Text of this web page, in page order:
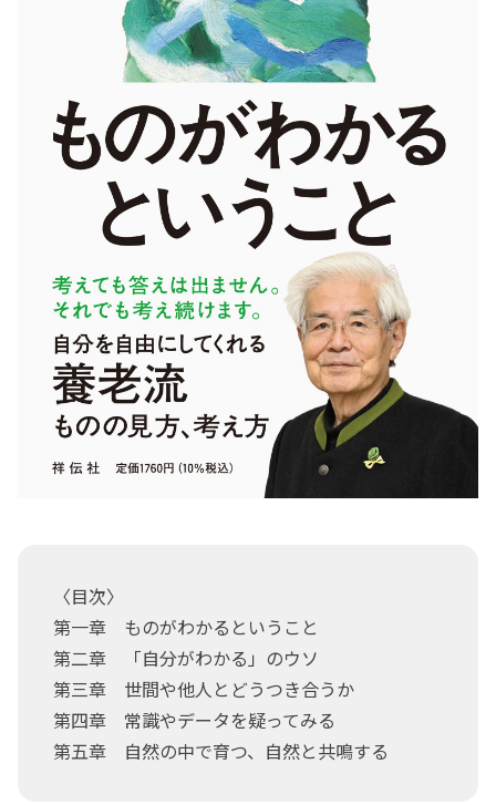
〈目次〉
第一章 ものがわかるということ
第二章 「自分がわかる」のウソ
第三章 世間や他人とどうつき合うか
第四章 常識やデータを疑ってみる
第五章 自然の中で育つ、自然と共鳴する